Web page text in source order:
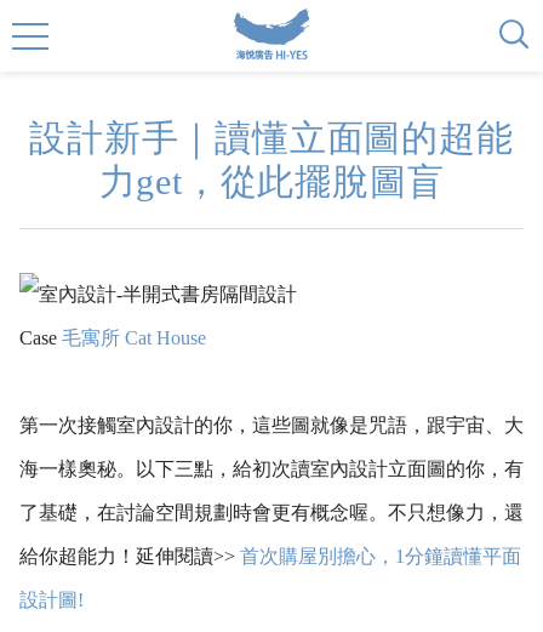
設計新手｜讀懂立面圖的超能
力get，從此擺脫圖盲
Case 毛寓所 Cat House
第一次接觸室內設計的你，這些圖就像是咒語，跟宇宙、大
海一樣奧秘。以下三點，給初次讀室內設計立面圖的你，有
了基礎，在討論空間規劃時會更有概念喔。不只想像力，還
給你超能力！延伸閱讀>> 首次購屋別擔心，1分鐘讀懂平面
設計圖!